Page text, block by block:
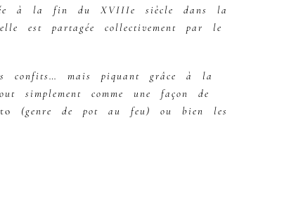
Née à la fin du XVIIIe siècle dans la
est partagée collectivement par le
confits… mais piquant grâce à la
simplement comme une façon de
(genre de pot au feu) ou bien les